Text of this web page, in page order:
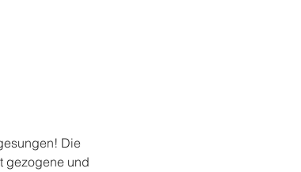
Die
gezogene und